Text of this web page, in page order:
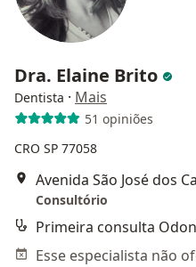
Dra. Elaine Brito
Dentista · Mais
51 opiniões
CRO SP 77058
Consultório